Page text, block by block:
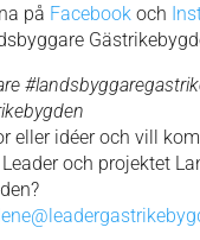
på Facebookoch
eller idéer och vill
och projektet